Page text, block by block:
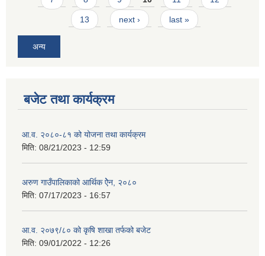
13 next › last »
अन्य
बजेट तथा कार्यक्रम
आ.व. २०८०-८१ को योजना तथा कार्यक्रम
मिति: 08/21/2023 - 12:59
अरुण गाउँपालिकाको आर्थिक ऐेन, २०८०
मिति: 07/17/2023 - 16:57
आ.व. २०७९/८० को कृषि शाखा तर्फको बजेट
मिति: 09/01/2022 - 12:26